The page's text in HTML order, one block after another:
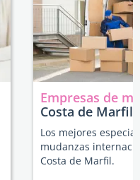
Empresas de
Costa de Marfil
Los mejores
mudanzas
Costa de Marfil.